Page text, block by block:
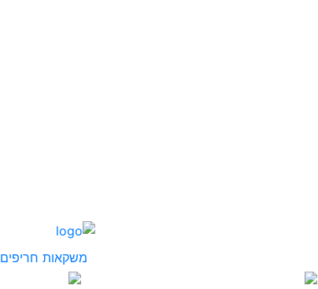
משקאות חריפים